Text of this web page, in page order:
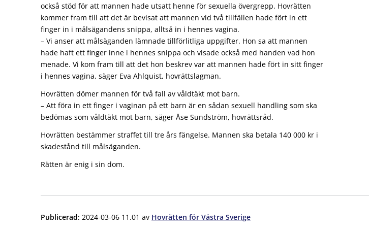
också stöd för att mannen hade utsatt henne för sexuella övergrepp. Hovrätten
kommer fram till att det är bevisat att mannen vid två tillfällen hade fört in ett
finger in i målsägandens snippa, alltså in i hennes vagina.
– Vi anser att målsäganden lämnade tillförlitliga uppgifter. Hon sa att mannen
hade haft ett finger inne i hennes snippa och visade också med handen vad hon
menade. Vi kom fram till att det hon beskrev var att mannen hade fört in sitt finger
i hennes vagina, säger Eva Ahlquist, hovrättslagman.
Hovrätten dömer mannen för två fall av våldtäkt mot barn.
– Att föra in ett finger i vaginan på ett barn är en sådan sexuell handling som ska
bedömas som våldtäkt mot barn, säger Åse Sundström, hovrättsråd.
Hovrätten bestämmer straffet till tre års fängelse. Mannen ska betala 140 000 kr i
skadestånd till målsäganden.
Rätten är enig i sin dom.
Publicerad: 2024-03-06 11.01 av Hovrätten för Västra Sverige